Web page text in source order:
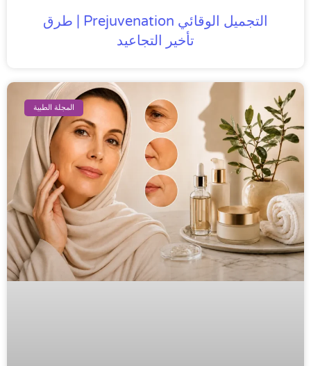
التجميل الوقائي Prejuvenation | طرق
تأخير التجاعيد
المجلة الطبية